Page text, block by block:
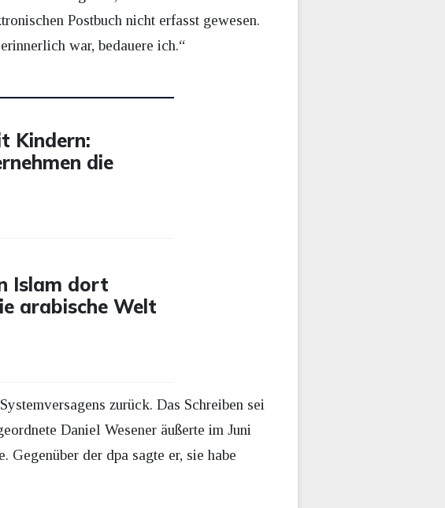
Postbuch nicht erfasst gewesen.
war, bedauere ich.“
Kindern:
die
Islam dort
arabische Welt
zurück. Das Schreiben sei
Daniel Wesener äußerte im Juni
Gegenüber der dpa sagte er, sie habe